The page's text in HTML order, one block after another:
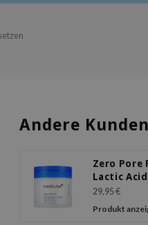
Andere
Zero Pore
Lactic Acid
Panthenol
Pads
29,95 €
Produkt